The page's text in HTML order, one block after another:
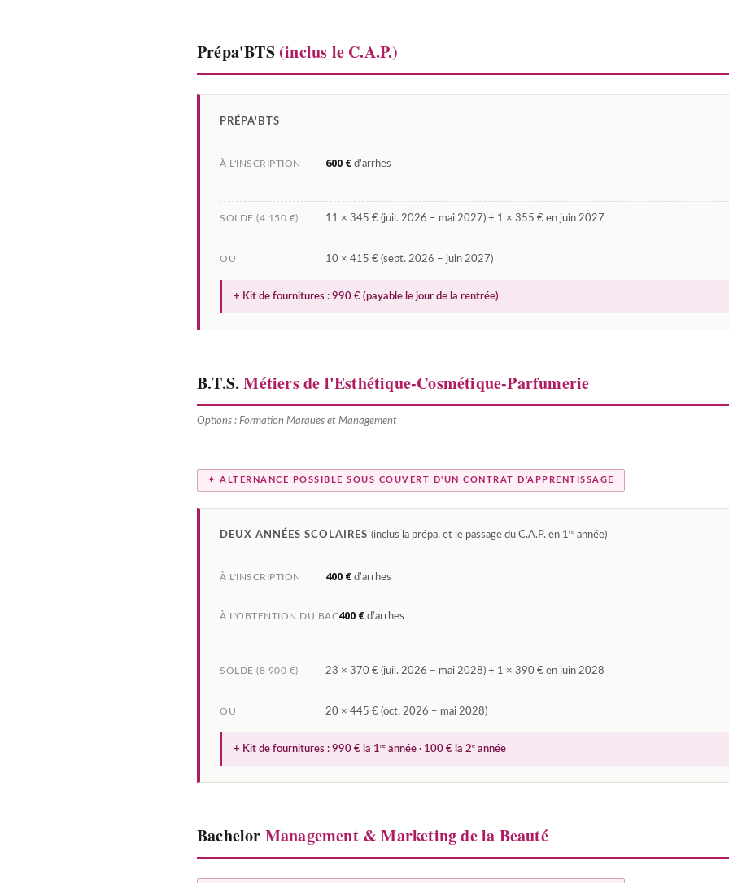
Prépa'BTS (inclus le C.A.P.)
PRÉPA'BTS
À L'INSCRIPTION 600 € d'arrhes
SOLDE (4 150 €) 11 × 345 € (juil. 2026 – mai 2027) + 1 × 355 € en juin 2027
OU 10 × 415 € (sept. 2026 – juin 2027)
+ Kit de fournitures : 990 € (payable le jour de la rentrée)
B.T.S.Métiers de l'Esthétique-Cosmétique-Parfumerie
Options : Formation Marques et Management
✦ ALTERNANCE POSSIBLE SOUS COUVERT D'UN CONTRAT D'APPRENTISSAGE
DEUX ANNÉES SCOLAIRES (inclus la prépa. et le passage du C.A.P. en 1re année)
À L'INSCRIPTION 400 € d'arrhes
À L'OBTENTION DU BAC400 € d'arrhes
SOLDE (8 900 €) 23 × 370 € (juil. 2026 – mai 2028) + 1 × 390 € en juin 2028
OU 20 × 445 € (oct. 2026 – mai 2028)
+ Kit de fournitures : 990 € la 1re année · 100 € la 2e année
Bachelor Management & Marketing de la Beauté